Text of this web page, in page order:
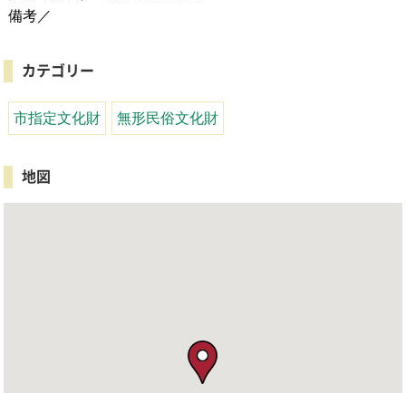
備考／
カテゴリー
市指定文化財 無形民俗文化財
地図